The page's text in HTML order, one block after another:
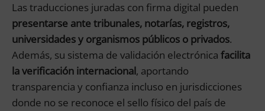
Las traducciones juradas con firma digital pueden
presentarse ante tribunales, notarías, registros,
universidades y organismos públicos o privados.
Además, su sistema de validación electrónica facilita
la verificación internacional, aportando
transparencia y confianza incluso en jurisdicciones
donde no se reconoce el sello físico del país de